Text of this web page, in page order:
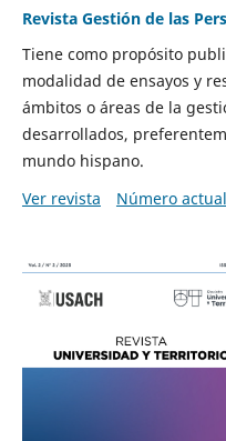
Revista Gestión de las
Tiene como propósito
modalidad de ensayos y
ámbitos o áreas de la
desarrollados,
mundo hispano.
Ver revista
Número actual